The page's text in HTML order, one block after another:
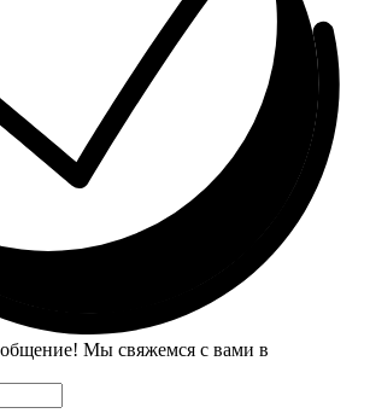
Мы свяжемся с вами в